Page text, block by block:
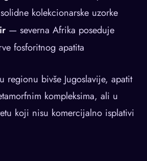
kolekcionarske uzorke
— severna Afrika poseduje
fosforitnog apatita
regionu bivše Jugoslavije, apatit
kompleksima, ali u
koji nisu komercijalno isplativi